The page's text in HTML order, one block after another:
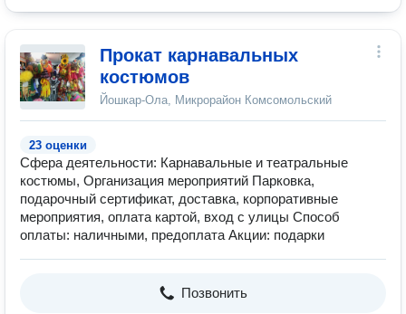
Прокат карнавальных
костюмов
Йошкар-Ола, Микрорайон Комсомольский
23 оценки
Сфера деятельности: Карнавальные и театральные
костюмы, Организация мероприятий Парковка,
подарочный сертификат, доставка, корпоративные
мероприятия, оплата картой, вход с улицы Способ
оплаты: наличными, предоплата Акции: подарки
Позвонить